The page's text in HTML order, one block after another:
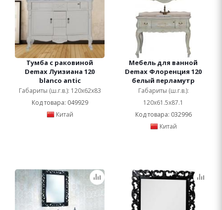
Тумба с раковиной
Demax Луизиана 120
blanco antic
Габариты (ш.г.в.): 120x62x83
Код товара: 049929
Китай
Мебель для ванной
Demax Флоренция 120
белый перламутр
Габариты (ш.г.в.):
120x61.5x87.1
Код товара: 032996
Китай